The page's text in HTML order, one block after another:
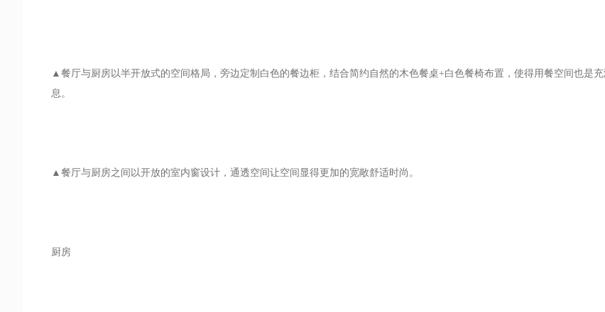
▲餐厅与厨房以半开放式的空间格局，旁边定制白色的餐边柜，结合简约自然的木色餐桌+白色餐椅布置，使得用餐空间也是
息。
▲餐厅与厨房之间以开放的室内窗设计，通透空间让空间显得更加的宽敞舒适时尚。
厨房